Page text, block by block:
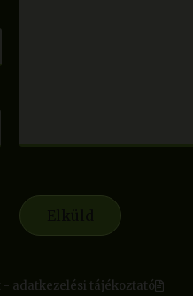
adatkezelési tájékoztató